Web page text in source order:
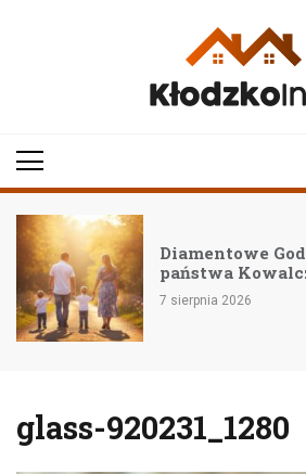
Diamentowe
państwa
7 sierpnia 2026
glass-920231_1280